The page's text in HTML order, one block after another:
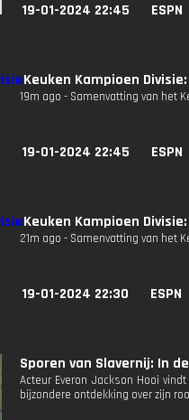
19-01-2024 22:45 ESPN
Keuken Kampioen
19m ago - Samenvatting van het
19-01-2024 22:45 ESPN
Keuken Kampioen
21m ago - Samenvatting van het
19-01-2024 22:30 ESPN
Sporen van Slavernij: In
Acteur Everon Jackson Hooi
bijzondere ontdekking over zijn